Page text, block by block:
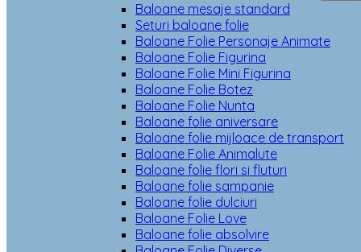
Baloane mesaje standard
Seturi baloane folie
Baloane Folie Personaje Animate
Baloane Folie Figurina
Baloane Folie Mini Figurina
Baloane Folie Botez
Baloane Folie Nunta
Baloane folie aniversare
Baloane folie mijloace de transport
Baloane Folie Animalute
Baloane folie flori si fluturi
Baloane folie sampanie
Baloane folie dulciuri
Baloane Folie Love
Baloane folie absolvire